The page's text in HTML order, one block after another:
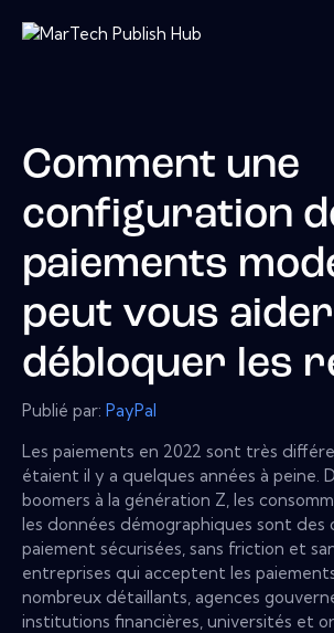
Comment une
configuration
paiements
peut vous
débloquer les
Publié par: PayPal
Les paiements en 2022 sont très
étaient il y a quelques années à peine.
boomers à la génération Z, les
les données démographiques sont des
paiement sécurisées, sans friction et
entreprises qui acceptent les
nombreux détaillants, agences
institutions financières, universités et